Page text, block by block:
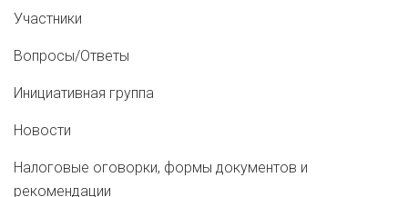
Участники
Вопросы/Ответы
Инициативная группа
Новости
Налоговые оговорки, формы документов и
рекомендации